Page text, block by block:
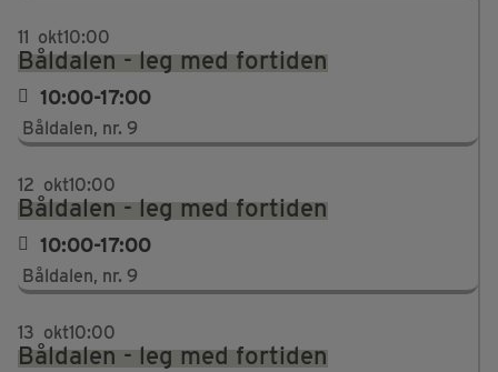
11 okt10:00
Båldalen - leg med fortiden
10:00-17:00
Båldalen, nr. 9
12 okt10:00
Båldalen - leg med fortiden
10:00-17:00
Båldalen, nr. 9
13 okt10:00
Båldalen - leg med fortiden